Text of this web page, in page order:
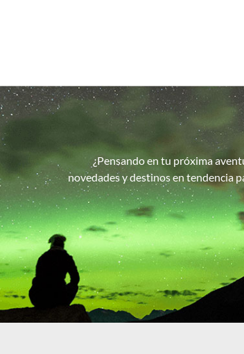
¿Pensando en tu próxima
novedades y destinos en tendencia